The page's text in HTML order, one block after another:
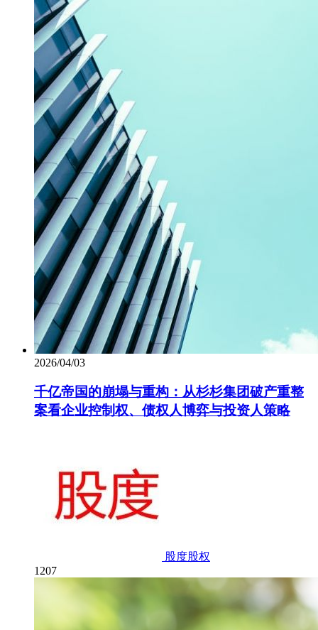
2026/04/03
千亿帝国的崩塌与重构：从杉杉集团破产重整
案看企业控制权、债权人博弈与投资人策略
股度股权
1207